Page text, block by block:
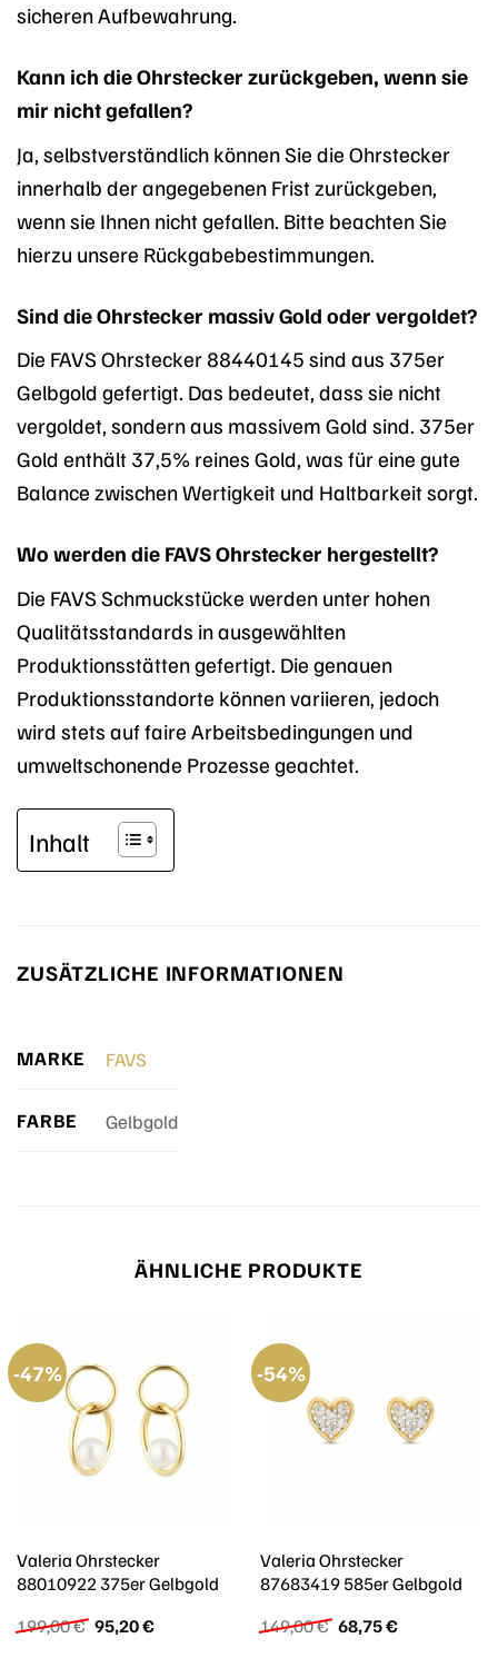
sicheren Aufbewahrung.
Kann ich die Ohrstecker zurückgeben, wenn sie
mir nicht gefallen?
Ja, selbstverständlich können Sie die Ohrstecker
innerhalb der angegebenen Frist zurückgeben,
wenn sie Ihnen nicht gefallen. Bitte beachten Sie
hierzu unsere Rückgabebestimmungen.
Sind die Ohrstecker massiv Gold oder vergoldet?
Die FAVS Ohrstecker 88440145 sind aus 375er
Gelbgold gefertigt. Das bedeutet, dass sie nicht
vergoldet, sondern aus massivem Gold sind. 375er
Gold enthält 37,5% reines Gold, was für eine gute
Balance zwischen Wertigkeit und Haltbarkeit sorgt.
Wo werden die FAVS Ohrstecker hergestellt?
Die FAVS Schmuckstücke werden unter hohen
Qualitätsstandards in ausgewählten
Produktionsstätten gefertigt. Die genauen
Produktionsstandorte können variieren, jedoch
wird stets auf faire Arbeitsbedingungen und
umweltschonende Prozesse geachtet.
Inhalt
ZUSÄTZLICHE INFORMATIONEN
MARKE FAVS
FARBE Gelbgold
ÄHNLICHE PRODUKTE
-47%
Valeria Ohrstecker
88010922 375er Gelbgold
199,00€ Ursprünglicher
Preis
95,20€Aktueller
-54%
Valeria Ohrstecker
87683419 585er Gelbgold
149,00€ Ursprünglicher
Preis
68,75€Aktueller